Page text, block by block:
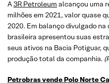
A3R Petroleum alcançou uma
milhões em 2021, valor quase
2020. Em balanço divulgado
brasileira apresentou suas
seus ativos na Bacia Potiguar,
produção total da companhia. (
Petrobras vende Polo Norte